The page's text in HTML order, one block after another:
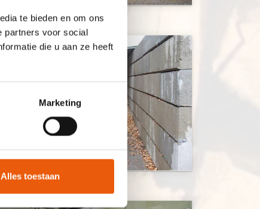
te bieden en om ons
partners voor social
die u aan ze heeft
Marketing
Alles toestaan